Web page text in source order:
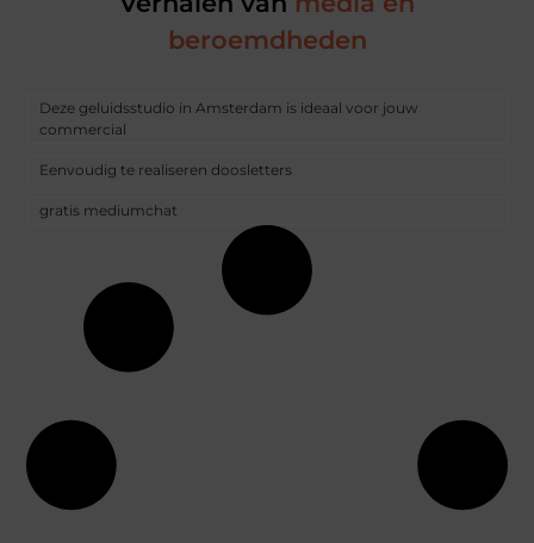
beroemdheden
Deze geluidsstudio in Amsterdam is ideaal voor jouw
commercial
Eenvoudig te realiseren doosletters
gratis mediumchat